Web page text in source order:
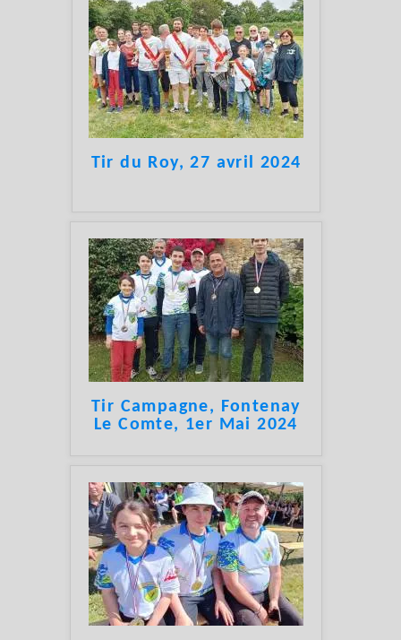
Tir du Roy, 27 avril 2024
Tir Campagne, Fontenay
Le Comte, 1er Mai 2024